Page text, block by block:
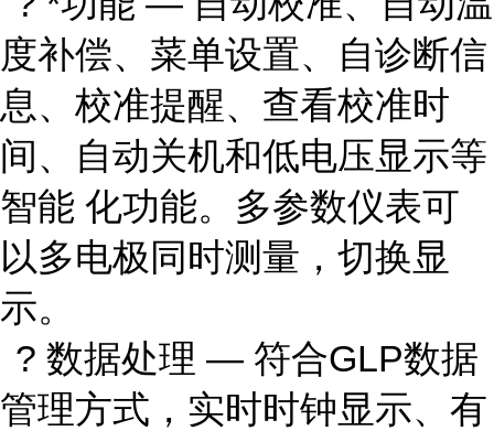
度补偿、菜单设置、自诊断信
息、校准提醒、查看校准时
间、自动关机和低电压显示等
智能 化功能。多参数仪表可
以多电极同时测量，切换显
示。
? 数据处理 — 符合GLP数据
管理方式，实时时钟显示、有